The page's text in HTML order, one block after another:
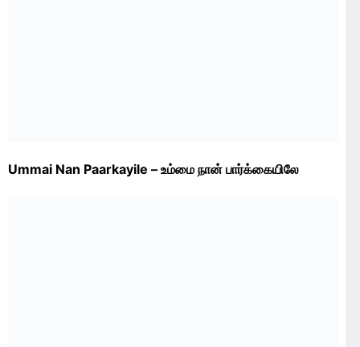
Ummai Nan Paarkayile – உம்மை நான் பார்க்கையிலே